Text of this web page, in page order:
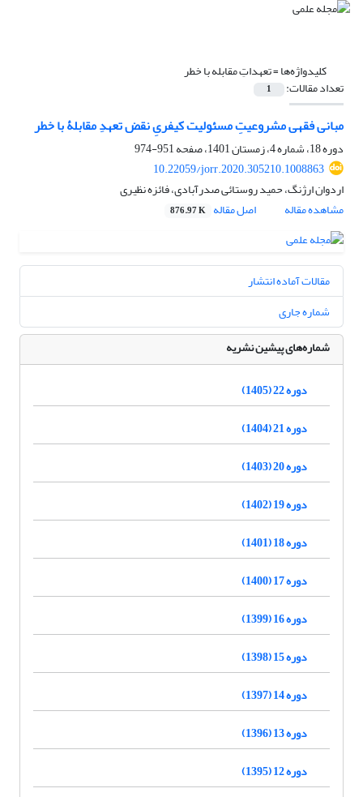
کلیدواژه‌ها =تعهداتِ مقابله با خطر
تعداد مقالات: 1
مبانی فقهی مشروعیتِ مسئولیت کیفریِ نقض تعهدِ مقابلۀ با خطر
دوره 18، شماره 4، زمستان 1401، صفحه
951-974
10.22059/jorr.2020.305210.1008863
اردوان ارژنگ، حمید روستائی صدرآبادی، فائزه نظیری
مشاهده مقاله
اصل مقاله 876.97 K
مقالات آماده انتشار
شماره جاری
شماره‌های پیشین نشریه
دوره 22 (1405)
دوره 21 (1404)
دوره 20 (1403)
دوره 19 (1402)
دوره 18 (1401)
دوره 17 (1400)
دوره 16 (1399)
دوره 15 (1398)
دوره 14 (1397)
دوره 13 (1396)
دوره 12 (1395)